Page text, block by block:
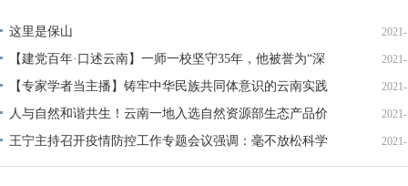
这里是保山
【建党百年·口述云南】一师一校坚守35年，他被誉为“深
山明灯”
【专家学者当主播】铸牢中华民族共同体意识的云南实践
人与自然和谐共生！云南一地入选自然资源部生态产品价
值实现典型案例
王宁主持召开疫情防控工作专题会议强调：毫不放松科学
精准做好疫情防控工作